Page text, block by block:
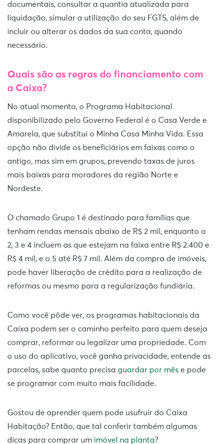
documentais, consultar a quantia atualizada para
liquidação, simular a utilização do seu FGTS, além de
incluir ou alterar os dados da sua conta, quando
necessário.
Quais são as regras do financiamento com
a Caixa?
No atual momento, o Programa Habitacional
disponibilizado pelo Governo Federal é o Casa Verde e
Amarela, que substitui o Minha Casa Minha Vida. Essa
opção não divide os beneficiários em faixas como o
antigo, mas sim em grupos, prevendo taxas de juros
mais baixas para moradores da região Norte e
Nordeste.
O chamado Grupo 1 é destinado para famílias que
tenham rendas mensais abaixo de R$ 2 mil, enquanto o
2, 3 e 4 incluem as que estejam na faixa entre R$ 2.400 e
R$ 4 mil, e o 5 até R$ 7 mil. Além da compra de imóveis,
pode haver liberação de crédito para a realização de
reformas ou mesmo para a regularização fundiária.
Como você pôde ver, os programas habitacionais da
Caixa podem ser o caminho perfeito para quem deseja
comprar, reformar ou legalizar uma propriedade. Com
o uso do aplicativo, você ganha privacidade, entende as
parcelas, sabe quanto precisa guardar por mês e pode
se programar com muito mais facilidade.
Gostou de aprender quem pode usufruir do Caixa
Habitação? Então, que tal conferir também algumas
dicas para comprar um imóvel na planta?